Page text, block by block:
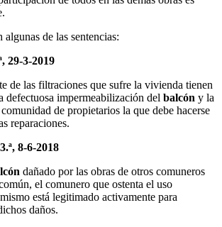
de las sentencias:
29-3-2019
de las filtraciones que sufre la vivienda tienen
defectuosa impermeabilización del balcón y la
de propietarios la que debe hacerse
reparaciones.
8-6-2018
dañado por las obras de otros comuneros
el comunero que ostenta el uso
está legitimado activamente para
daños.